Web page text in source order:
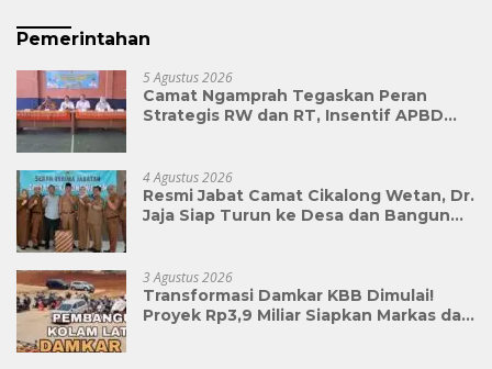
Pemerintahan
5 Agustus 2026
Camat Ngamprah Tegaskan Peran
Strategis RW dan RT, Insentif APBD
4 Agustus 2026
Resmi Jabat Camat Cikalong Wetan, Dr.
Jaja Siap Turun ke Desa dan Bangun
3 Agustus 2026
Transformasi Damkar KBB Dimulai!
Proyek Rp3,9 Miliar Siapkan Markas dan